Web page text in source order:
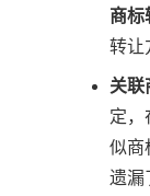
商标
转让
关联
定，
似商
遗漏